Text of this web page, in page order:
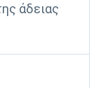
άδειας